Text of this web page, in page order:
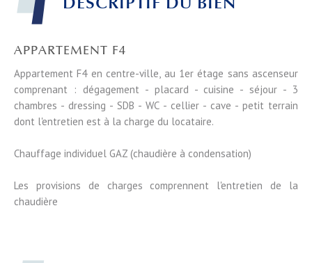
APPARTEMENT F4
Appartement F4 en centre-ville, au 1er étage sans ascenseur
comprenant : dégagement - placard - cuisine - séjour - 3
chambres - dressing - SDB - WC - cellier - cave - petit terrain
dont l'entretien est à la charge du locataire.
Chauffage individuel GAZ (chaudière à condensation)
Les provisions de charges comprennent l'entretien de la
chaudière